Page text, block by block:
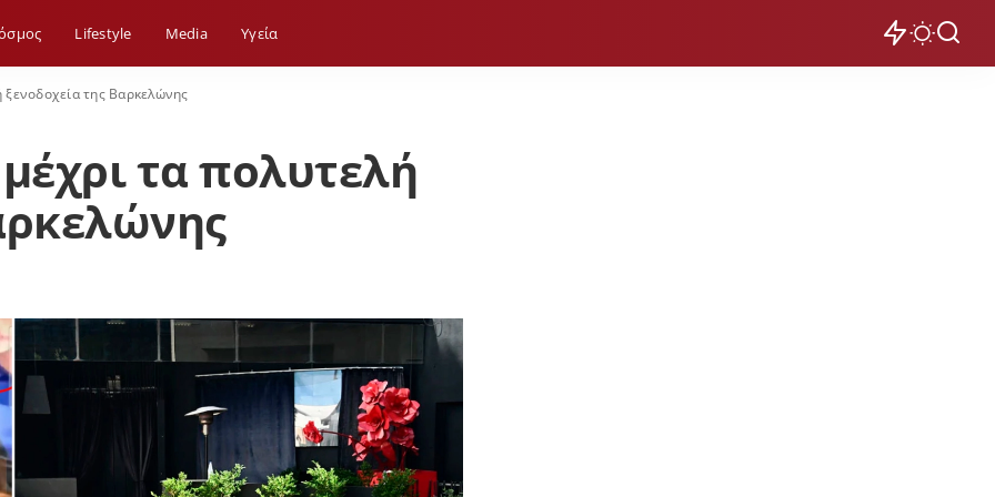
Lifestyle Media Yγεία
ξενοδοχεία της Βαρκελώνης
τα πολυτελή